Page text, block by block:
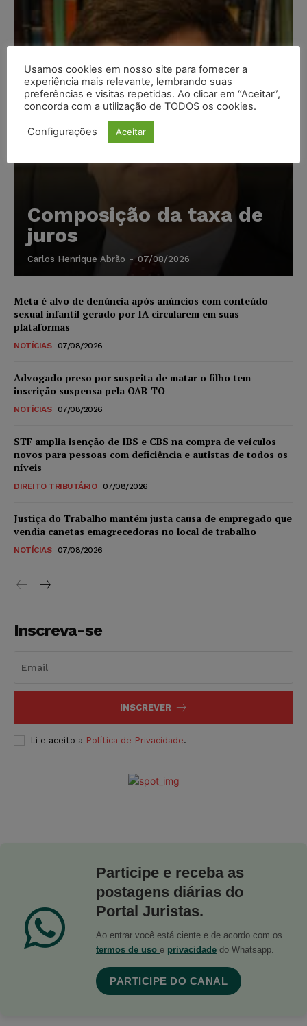
Composição da taxa de
juros
Carlos Henrique Abrão - 07/08/2026
Meta é alvo de denúncia após anúncios com conteúdo
sexual infantil gerado por IA circularem em suas
plataformas
NOTÍCIAS 07/08/2026
Advogado preso por suspeita de matar o filho tem
inscrição suspensa pela OAB-TO
NOTÍCIAS 07/08/2026
STF amplia isenção de IBS e CBS na compra de veículos
novos para pessoas com deficiência e autistas de todos os
níveis
DIREITO TRIBUTÁRIO 07/08/2026
Justiça do Trabalho mantém justa causa de empregado que
vendia canetas emagrecedoras no local de trabalho
NOTÍCIAS 07/08/2026
Inscreva-se
INSCREVER
Li e aceito a Política de Privacidade.
Participe e receba as
postagens diárias do
Portal Juristas.
Ao entrar você está ciente e de acordo com os
termos de uso e privacidade do Whatsapp.
PARTICIPE DO CANAL
Usamos cookies em nosso site para fornecer a
experiência mais relevante, lembrando suas
preferências e visitas repetidas. Ao clicar em “Aceitar”,
concorda com a utilização de TODOS os cookies.
Configurações Aceitar